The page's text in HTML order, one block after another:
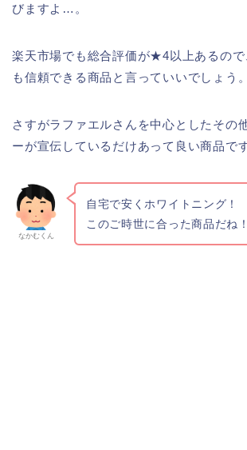
びますよ…。
楽天市場でも総合評価が★4以上あるので
も信頼できる商品と言っていいでしょう。
さすがラファエルさんを中心としたその
ーが宣伝しているだけあって良い商品で
なかむくん
自宅で安くホワイトニング！
このご時世に合った商品だね！